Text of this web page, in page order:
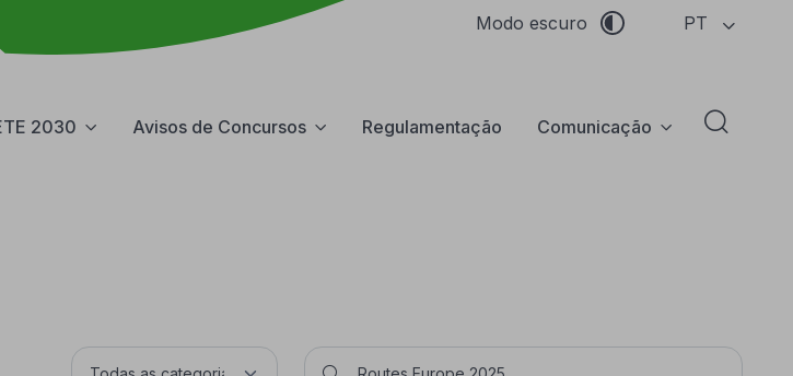
Modo escuro PT
2030 Avisos de Concursos Regulamentação Comunicação Abrir